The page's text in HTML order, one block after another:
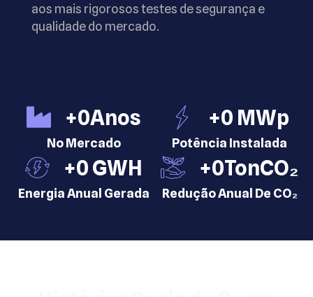
aos mais rigorosos testes de segurança e
qualidade do mercado.
+0Anos
No Mercado
+0 MWp
Potência Instalada
+0 GWH
Energia Anual Gerada
+0TonCO₂
Redução Anual De CO₂